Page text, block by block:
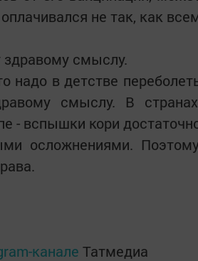
не так, как
здравому смыслу.
надо в детстве
смыслу. В
- вспышки кори
осложнениями.
канале Татмедиа